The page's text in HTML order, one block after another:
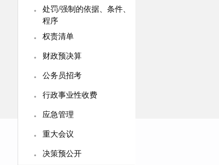
· 处罚/强制的依据、条件、
程序
· 权责清单
· 财政预决算
· 公务员招考
· 行政事业性收费
· 应急管理
· 重大会议
· 决策预公开